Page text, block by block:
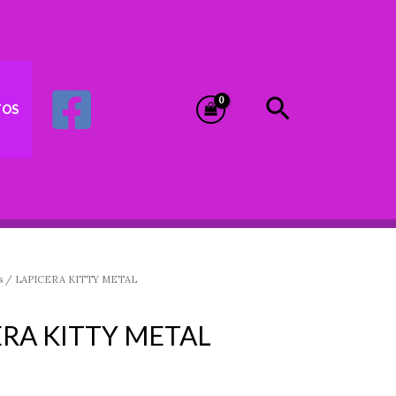
Buscar
/ LAPICERA KITTY METAL
KITTY METAL